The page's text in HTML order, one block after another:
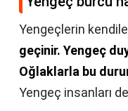
Yengeçlerin
geçinir. Yengeç
Oğlaklarla bu
Yengeç insanları